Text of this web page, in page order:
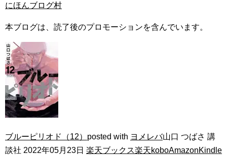
にほんブログ村
本ブログは、読了後のプロモーションを含んでいます。
ブルーピリオド（12） posted with ヨメレバ山口 つばさ 講
談社 2022年05月23日 楽天ブックス楽天koboAmazonKindle